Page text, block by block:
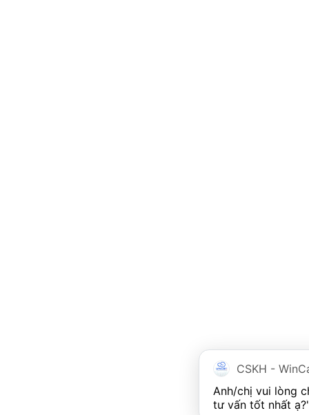
CSKH -
Anh/chị vui lòng
tư vấn tốt nhất